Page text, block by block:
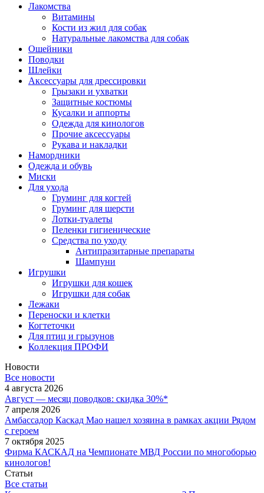
Лакомства
Витамины
Кости из жил для собак
Натуральные лакомства для собак
Ошейники
Поводки
Шлейки
Аксессуары для дрессировки
Грызаки и ухватки
Защитные костюмы
Кусалки и аппорты
Одежда для кинологов
Прочие аксессуары
Рукава и накладки
Намордники
Одежда и обувь
Миски
Для ухода
Груминг для когтей
Груминг для шерсти
Лотки-туалеты
Пеленки гигиенические
Средства по уходу
Антипразитарные препараты
Шампуни
Игрушки
Игрушки для кошек
Игрушки для собак
Лежаки
Переноски и клетки
Когтеточки
Для птиц и грызунов
Коллекция ПРОФИ
Новости
Все новости
4 августа 2026
Август — месяц поводков: скидка 30%*
7 апреля 2026
Амбассадор Каскад Мао нашел хозяина в рамках акции Рядом
с героем
7 октября 2025
Фирма КАСКАД на Чемпионате МВД России по многоборью
кинологов!
Статьи
Все статьи